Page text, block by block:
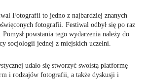
Fotografii to jedno z najbardziej znanych
fotografii. Festiwal odbył się po raz
powstania tego wydarzenia należy do
socjologii jednej z miejskich uczelni.
udało się stworzyć swoistą platformę
i rodzajów fotografii, a także dyskusji i